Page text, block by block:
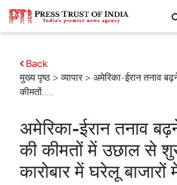
मुख्य पृष्ठ >व्यापार > अमेरिका-ईरान तनाव
कीमतों.....
Back
अमेरिका-ईरान तनाव
की कीमतों में उछाल से
कारोबार में घरेलू बाजारों